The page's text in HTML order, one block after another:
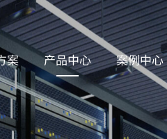
案 产品中心 案例中心